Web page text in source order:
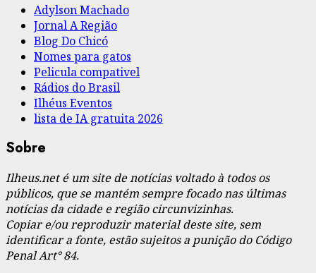
Adylson Machado
Jornal A Região
Blog Do Chicó
Nomes para gatos
Pelicula compativel
Rádios do Brasil
Ilhéus Eventos
lista de IA gratuita 2026
Sobre
Ilheus.net é um site de notícias voltado à todos os
públicos, que se mantém sempre focado nas últimas
notícias da cidade e região circunvizinhas.
Copiar e/ou reproduzir material deste site, sem
identificar a fonte, estão sujeitos a punição do Código
Penal Art° 84.